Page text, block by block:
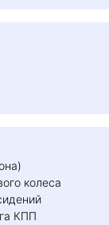
колеса
КПП